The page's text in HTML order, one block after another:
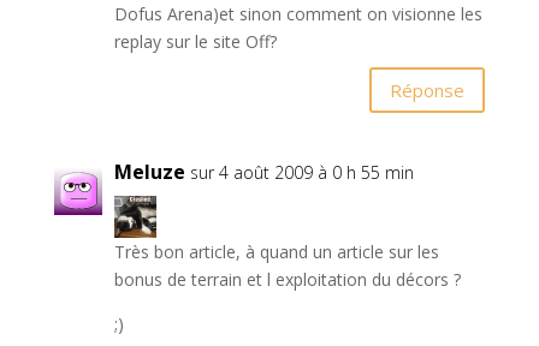
Dofus Arena)et sinon comment on visionne les
replay sur le site Off?
Réponse
Meluze sur 4 août 2009 à 0 h 55 min
Très bon article, à quand un article sur les
bonus de terrain et l exploitation du décors ?
;)